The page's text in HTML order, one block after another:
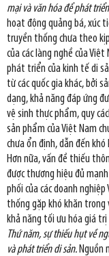
mại và văn hóa để phát
hoạt động quảng bá, xúc
truyền thống chưa theo
của các làng nghề của
phát triển của kinh tế di
từ các quốc gia khác, bởi
dạng, khả năng đáp ứng
vệ sinh thực phẩm, quy
sản phẩm của Việt Nam
chưa ổn định, dẫn đến
Hơn nữa, vấn đề thiếu
được thương hiệu đủ
phối của các doanh
thống gặp khó khăn
khả năng tối ưu hóa giá
Thứ năm, sự thiếu hụt về
và phát triển di sản. Nguồn